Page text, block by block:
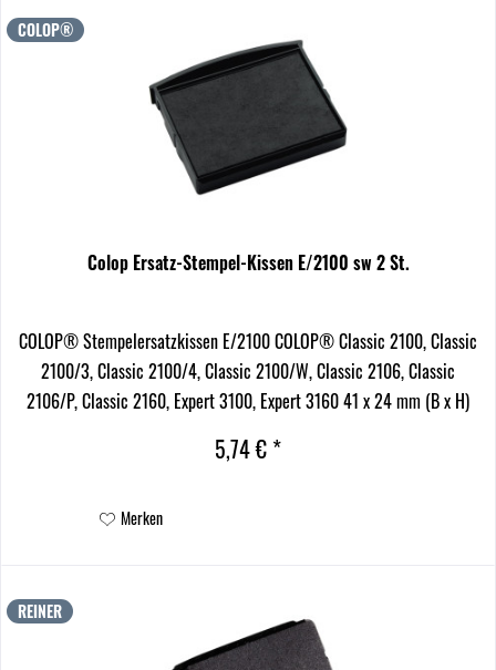
COLOP®
Colop Ersatz-Stempel-Kissen E/2100 sw 2 St.
COLOP® Stempelersatzkissen E/2100 COLOP® Classic 2100, Classic
2100/3, Classic 2100/4, Classic 2100/W, Classic 2106, Classic
2106/P, Classic 2160, Expert 3100, Expert 3160 41 x 24 mm (B x H)
5,74 € *
Merken
REINER